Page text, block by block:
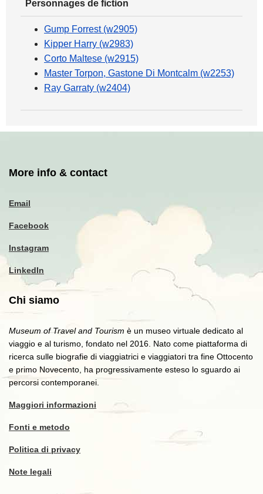
Personnages de fiction
Gump Forrest (w2905)
Kipper Harry (w2983)
Corto Maltese (w2915)
Master Torpon, Gastone Di Montcalm (w2253)
Ray Garraty (w2404)
More info & contact
Email
Facebook
Instagram
LinkedIn
Chi siamo
Museum of Travel and Tourism è un museo virtuale dedicato al
viaggio e al turismo, fondato nel 2016. Nato come piattaforma di
ricerca sulle biografie di viaggiatrici e viaggiatori tra fine Ottocento
e primo Novecento, ha progressivamente esteso lo sguardo ai
percorsi contemporanei.
Maggiori informazioni
Fonti e metodo
Politica di privacy
Note legali